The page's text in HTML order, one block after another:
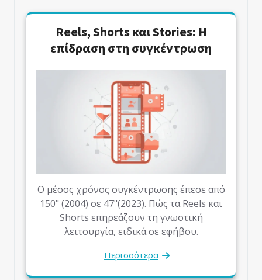
Reels, Shorts και Stories: Η
επίδραση στη συγκέντρωση
Ο μέσος χρόνος συγκέντρωσης έπεσε από
150" (2004) σε 47"(2023). Πώς τα Reels και
Shorts επηρεάζουν τη γνωστική
λειτουργία, ειδικά σε εφήβου.
Περισσότερα